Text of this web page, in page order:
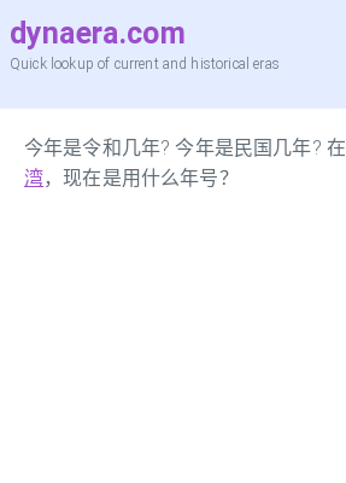
dynaera.com
Quick lookup of current and historical eras
今年是令和几年? 今年是民国几年? 在
湾，现在是用什么年号？